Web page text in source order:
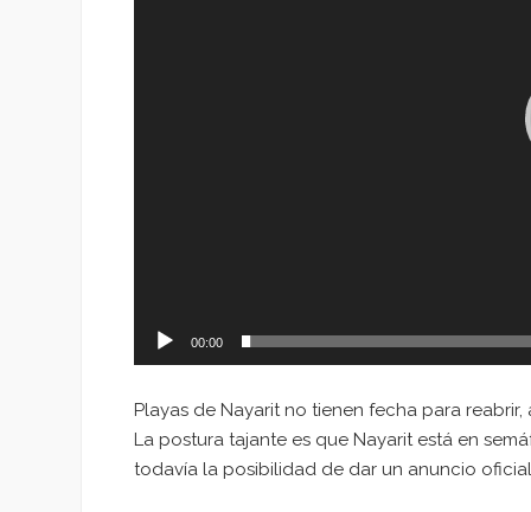
00:00
Playas de Nayarit no tienen fecha para
La postura tajante es que Nayarit está en
todavía la posibilidad de dar un anuncio oficial